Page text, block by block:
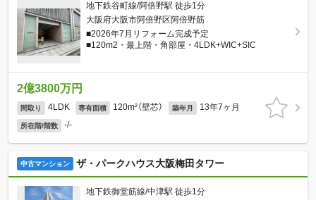
地下鉄谷町線/阿倍野駅 徒歩1分
大阪府大阪市阿倍野区阿倍野筋
■2026年7月リフォーム完成予定
■120m2・最上階・角部屋・4LDK+WIC+SIC
2億3800万円
間取り 4LDK 専有面積 120m²（壁芯） 築年月 13年7ヶ月
所在階/階数 -/-
中古マンション ザ・パークハウス大阪梅田タワー
地下鉄御堂筋線/中津駅 徒歩1分